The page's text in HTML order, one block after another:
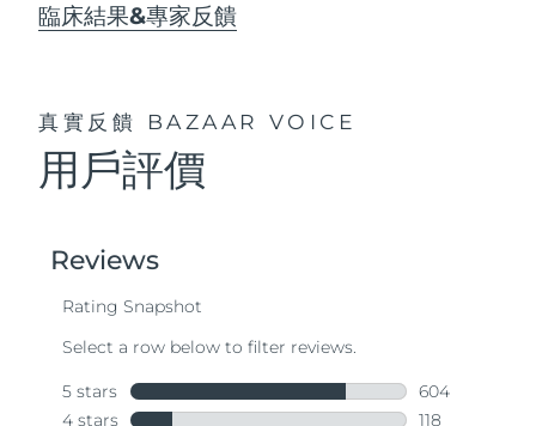
臨床結果&專家反饋
真實反饋 BAZAAR VOICE
用戶評價